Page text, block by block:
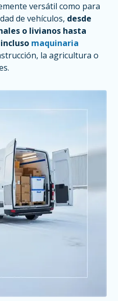
versátil como para
de vehículos, desde
o livianos hasta
maquinaria
la agricultura o